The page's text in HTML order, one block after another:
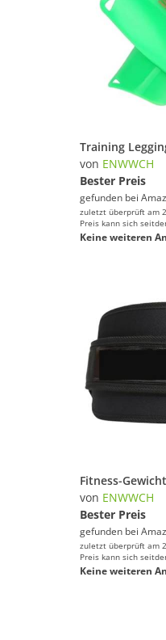
von ENWWCH
Bester Preis
gefunden bei
zuletzt überprüft am
Preis kann sich
Keine weiteren
von ENWWCH
Bester Preis
gefunden bei
zuletzt überprüft am
Preis kann sich
Keine weiteren